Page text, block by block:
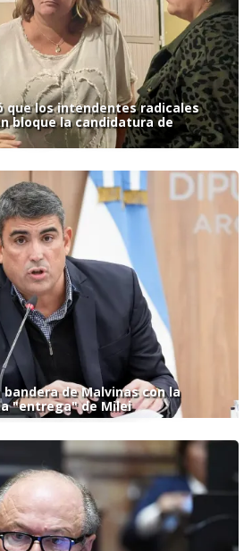
que los intendentes radicales
bloque la candidatura de
de Malvinas con la
"entrega" de Milei